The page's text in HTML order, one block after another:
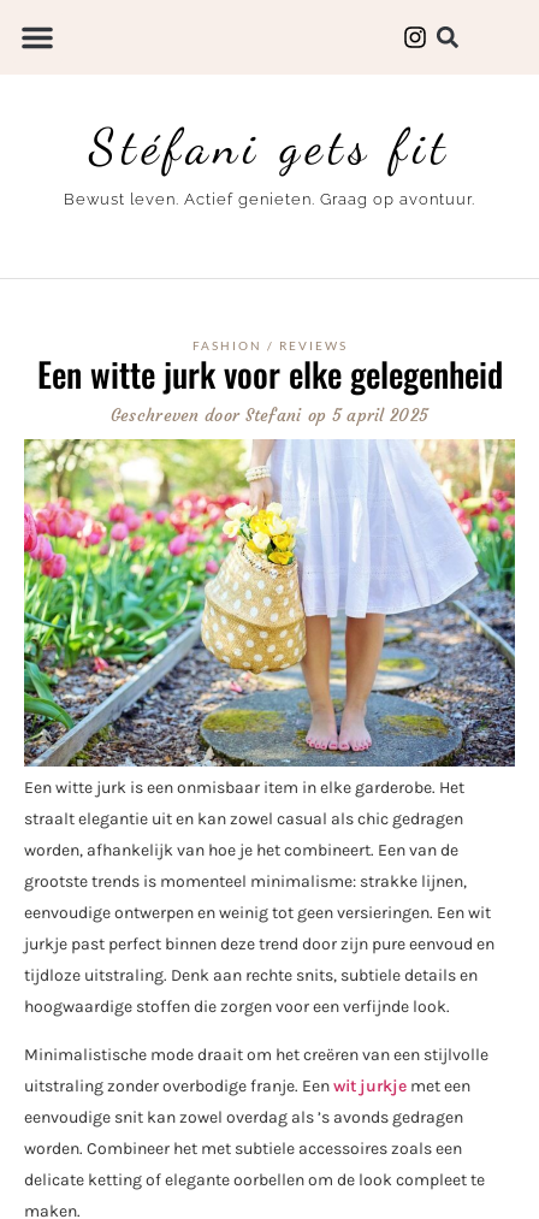
Stéfani gets fit
Bewust leven. Actief genieten. Graag op avontuur.
FASHION / REVIEWS
Een witte jurk voor elke gelegenheid
Geschreven doorStefani op 5 april 2025
Een witte jurk is een onmisbaar item in elke garderobe. Het
straalt elegantie uit en kan zowel casual als chic gedragen
worden, afhankelijk van hoe je het combineert. Een van de
grootste trends is momenteel minimalisme: strakke lijnen,
eenvoudige ontwerpen en weinig tot geen versieringen. Een wit
jurkje past perfect binnen deze trend door zijn pure eenvoud en
tijdloze uitstraling. Denk aan rechte snits, subtiele details en
hoogwaardige stoffen die zorgen voor een verfijnde look.
Minimalistische mode draait om het creëren van een stijlvolle
uitstraling zonder overbodige franje. Eenwit jurkje met een
eenvoudige snit kan zowel overdag als ’s avonds gedragen
worden. Combineer het met subtiele accessoires zoals een
delicate ketting of elegante oorbellen om de look compleet te
maken.